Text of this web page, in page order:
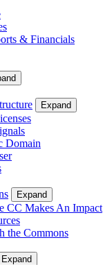
& Financials
Expand
Domain
Expand
CC Makes An Impact
the Commons
Expand